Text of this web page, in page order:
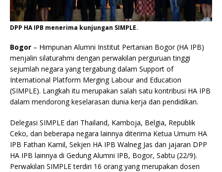
DPP HA IPB menerima kunjungan SIMPLE.
Bogor – Himpunan Alumni Institut Pertanian Bogor (HA IPB)
menjalin silaturahmi dengan perwakilan perguruan tinggi
sejumlah negara yang tergabung dalam Support of
International Platform Merging Labour and Education
(SIMPLE). Langkah itu merupakan salah satu kontribusi HA IPB
dalam mendorong keselarasan dunia kerja dan pendidikan.
Delegasi SIMPLE dari Thailand, Kamboja, Belgia, Republik
Ceko, dan beberapa negara lainnya diterima Ketua Umum HA
IPB Fathan Kamil, Sekjen HA IPB Walneg Jas dan jajaran DPP
HA IPB lainnya di Gedung Alumni IPB, Bogor, Sabtu (22/9).
Perwakilan SIMPLE terdiri 16 orang yang merupakan dosen